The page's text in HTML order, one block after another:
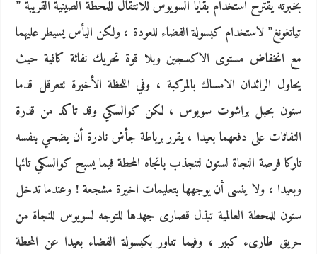
بخبرته يقترح استخدام بقايا السويوس للانتقال للمحطة الصينية القريبة ”
تياتغونغ” لاستخدام كبسولة الفضاء للعودة ، ولكن اليأس يسيطر عليهما
مع انخفاض مستوى الاكسجين وبلا قوة تحريك نفاثة كافية حيث
يحاول الرائدان الامساك بالمركبة ، وفي اللحظة الأخيرة تتعرقل قدما
ستون بحبل براشوت سويوس ، لكن كوالسكي وقد تاكد من قدرة
النفاثات على دفعهما بعيدا ، يقرر برباطة جأش نادرة أن يضحي بنفسه
تاركا فرصة النجاة لستون لتنجذب باتجاه المحطة فيما يسبح كوالسكي تائها
وبعيدا ، ولا ينسى أن يوجهها بتعليمات اخيرة مشجعة ! وعندما تدخل
ستون للمحطة العالمية تبذل قصارى جهدها للتوجه لسويوس للنجاة من
حريق طارىء كبير ، وفيما تناور بكبسولة الفضاء بعيدا عن المحطة